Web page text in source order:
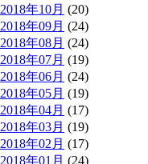
2018年10月 (20)
2018年09月 (24)
2018年08月 (24)
2018年07月 (19)
2018年06月 (24)
2018年05月 (19)
2018年04月 (17)
2018年03月 (19)
2018年02月 (17)
2018年01月 (24)